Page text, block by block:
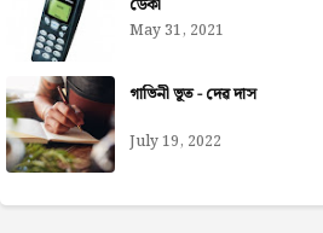
ডেকা
May 31, 2021
গাভিনী ভূত - দেৱ দাস
July 19, 2022